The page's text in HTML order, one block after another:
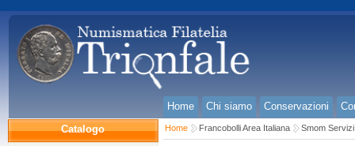
Home Chi siamo Conservazioni
Catalogo
Home Francobolli Area Italiana Smom Servizi